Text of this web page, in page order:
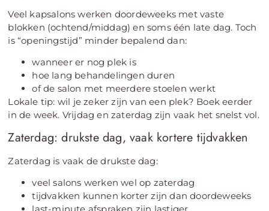
Veel kapsalons werken doordeweeks met vaste
blokken (ochtend/middag) en soms één late dag. Toch
is “openingstijd” minder bepalend dan:
wanneer er nog plek is
hoe lang behandelingen duren
of de salon met meerdere stoelen werkt
Lokale tip: wil je zeker zijn van een plek? Boek eerder
in de week. Vrijdag en zaterdag zijn vaak het snelst vol.
Zaterdag: drukste dag, vaak kortere tijdvakken
Zaterdag is vaak de drukste dag:
veel salons werken wel op zaterdag
tijdvakken kunnen korter zijn dan doordeweeks